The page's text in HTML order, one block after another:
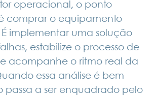
operacional, o ponto
comprar o equipamento
implementar uma solução
estabilize o processo de
acompanhe o ritmo real da
essa análise é bem
passa a ser enquadrado pelo